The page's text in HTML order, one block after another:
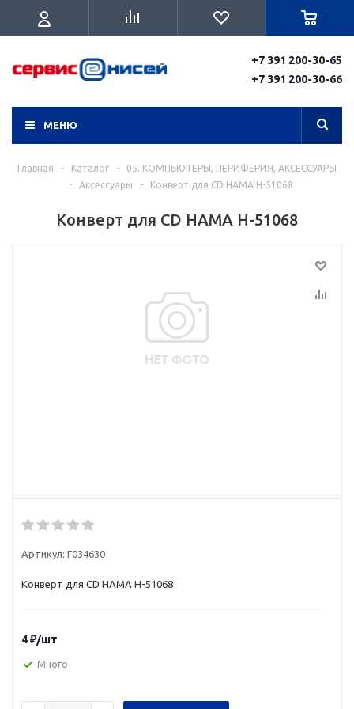
+7 391 200-30-65
+7 391 200-30-66
МЕНЮ
Главная - Каталог -
05. КОМПЬЮТЕРЫ, ПЕРИФЕРИЯ, АКСЕССУАРЫ
-
Аксессуары - Конверт для CD HAMA H-51068
Конверт для CD HAMA H-51068
Артикул: Г034630
Конверт для CD HAMA H-51068
4₽/шт
Много